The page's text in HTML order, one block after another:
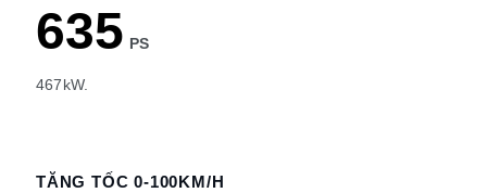
635 PS
467kW.
TĂNG TỐC 0-100KM/H